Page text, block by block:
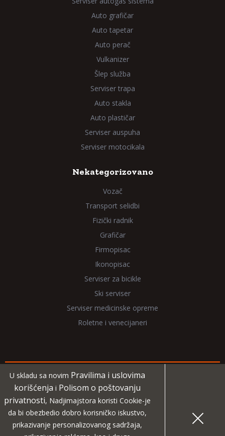
Auto grafičar
Auto tapetar
Auto perač
Vulkanizer
Šlep služba
Serviser trapa
Auto stakla
Auto plastičar
Serviser auspuha
Serviser motocikala
Nekategorizovano
Vozač
Transport selidbi
Fizički radnik
Grafičar
Firmopisac
Ikonopisac
Serviser za bicikle
Ski serviser
Serviser medicinske opreme
Roletne i venecijaneri
Copyright 2026 NadjiMajstora.rs
Informacije i grafički elementi su vlasništvo veb sajta
NadjiMajstora
U skladu sa novim Pravilima i uslovima
korišćenja i Polisom o poštovanju
privatnosti, Nadjimajstora koristi Cookie-je
da bi obezbedio dobro korisničko iskustvo,
prikazivanje personalizovanog sadržaja,